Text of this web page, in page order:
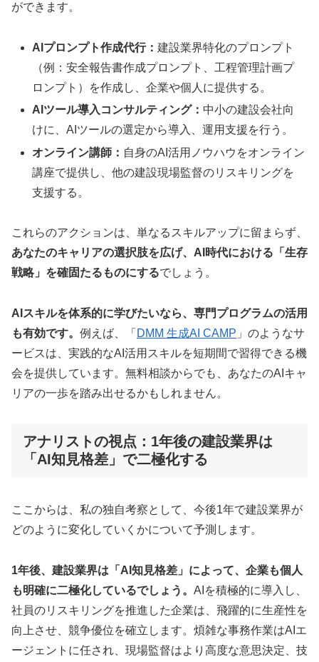
ができます。
AIプロンプト作成代行：建設業界特化のプロンプト
（例：安全報告書作成プロンプト、工程管理計画プ
ロンプト）を作成し、企業や個人に提供する。
AIツール導入コンサルティング： 中小の建設会社向
けに、AIツールの選定から導入、運用支援を行う。
オンライン講師： 自身のAI活用ノウハウをオンライン
講座で提供し、他の建設現場監督のリスキリングを
支援する。
これらのアクションは、単なるスキルアップに留まらず、
あなたのキャリアの選択肢を広げ、AI時代における「生存
戦略」を確固たるものにするでしょう。
AIスキルを体系的に学びたいなら、専門プログラムの活用
も有効です。 例えば、「 DMM 生成AI CAMP 」のようなサ
ービスは、実践的なAI活用スキルを短期間で習得できる機
会を提供しています。無料相談からでも、あなたのAIキャ
リアの一歩を踏み出せるかもしれません。
アナリストの視点：1年後の建設業界は
「AI知見格差」で二極化する
ここからは、私の独自考察として、今後1年で建設業界が
どのように変化していくかについて予測します。
1年後、建設業界は「AI知見格差」によって、企業も個人
も明確に二極化しているでしょう。 AIを積極的に導入し、
社員のリスキリングを推進した企業は、飛躍的に生産性を
向上させ、競争優位を確立します。煩雑な事務作業はAIエ
ージェントに任され、現場監督はより高度な意思決定、技